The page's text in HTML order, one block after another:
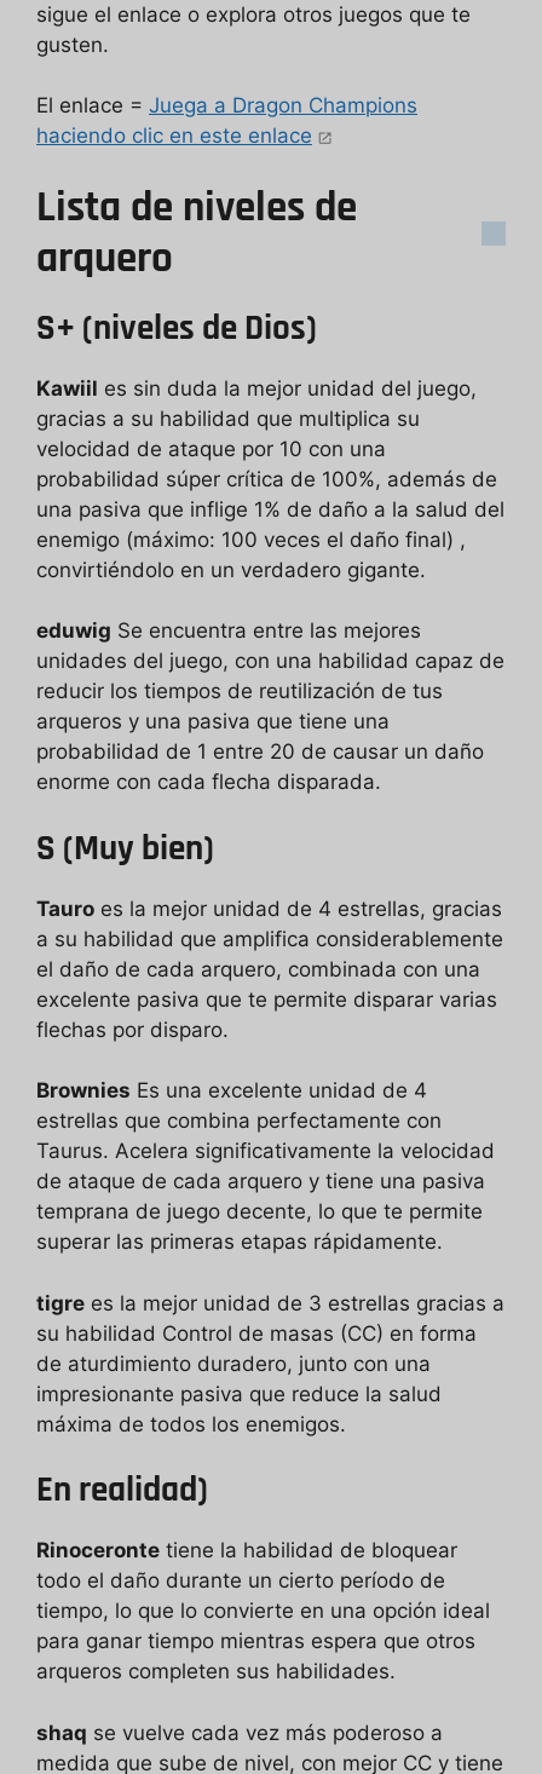
sigue el enlace o explora otros juegos que te
gusten.
El enlace = Juega a Dragon Champions
haciendo clic en este enlace
Lista de niveles de
arquero
S+ (niveles de Dios)
Kawiil es sin duda la mejor unidad del juego,
gracias a su habilidad que multiplica su
velocidad de ataque por 10 con una
probabilidad súper crítica de 100%, además de
una pasiva que inflige 1% de daño a la salud del
enemigo (máximo: 100 veces el daño final) ,
convirtiéndolo en un verdadero gigante.
eduwig Se encuentra entre las mejores
unidades del juego, con una habilidad capaz de
reducir los tiempos de reutilización de tus
arqueros y una pasiva que tiene una
probabilidad de 1 entre 20 de causar un daño
enorme con cada flecha disparada.
S (Muy bien)
Tauro es la mejor unidad de 4 estrellas, gracias
a su habilidad que amplifica considerablemente
el daño de cada arquero, combinada con una
excelente pasiva que te permite disparar varias
flechas por disparo.
Brownies Es una excelente unidad de 4
estrellas que combina perfectamente con
Taurus. Acelera significativamente la velocidad
de ataque de cada arquero y tiene una pasiva
temprana de juego decente, lo que te permite
superar las primeras etapas rápidamente.
tigre es la mejor unidad de 3 estrellas gracias a
su habilidad Control de masas (CC) en forma
de aturdimiento duradero, junto con una
impresionante pasiva que reduce la salud
máxima de todos los enemigos.
En realidad)
Rinoceronte tiene la habilidad de bloquear
todo el daño durante un cierto período de
tiempo, lo que lo convierte en una opción ideal
para ganar tiempo mientras espera que otros
arqueros completen sus habilidades.
shaq se vuelve cada vez más poderoso a
medida que sube de nivel, con mejor CC y tiene